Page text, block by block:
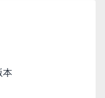
机版本